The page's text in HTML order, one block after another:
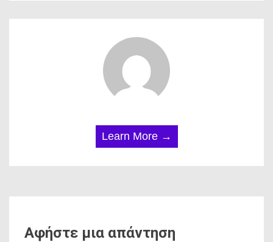
Learn More →
Αφήστε μια απάντηση